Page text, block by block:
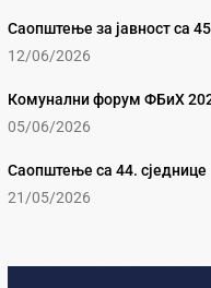
Саопштење за јавност са
12/06/2026
Комунални форум ФБиХ
05/06/2026
Саопштење са 44. сједнице
21/05/2026